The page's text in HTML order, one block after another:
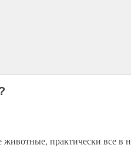
практически все в